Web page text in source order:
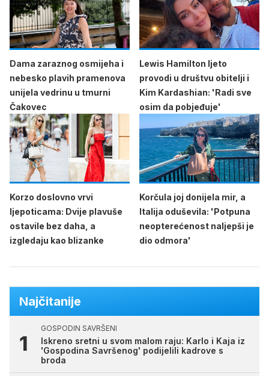
Dama zaraznog osmijeha i
nebesko plavih pramenova
unijela vedrinu u tmurni
Čakovec
Lewis Hamilton ljeto
provodi u društvu obitelji i
Kim Kardashian: 'Radi sve
osim da pobjeđuje'
Korzo doslovno vrvi
ljepoticama: Dvije plavuše
ostavile bez daha, a
izgledaju kao blizanke
Korčula joj donijela mir, a
Italija oduševila: 'Potpuna
neopterećenost naljepši je
dio odmora'
Najčitanije
GOSPODIN SAVRŠENI
Iskreno sretni u svom malom raju: Karlo i Kaja iz
'Gospodina Savršenog' podijelili kadrove s
broda